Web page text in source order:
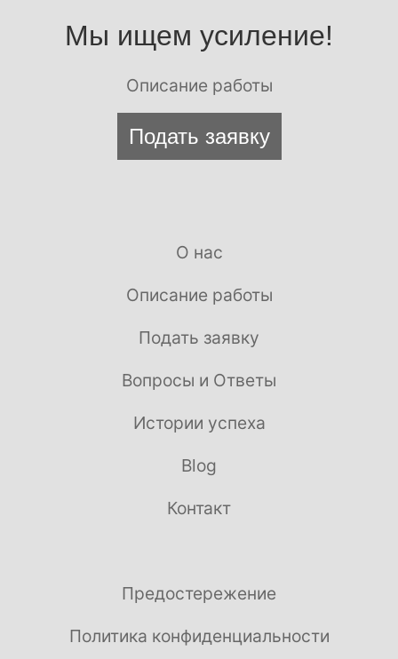
Мы ищем усиление!
Описание работы
Подать заявку
О нас
Описание работы
Подать заявку
Вопросы и Ответы
Истории успеха
Blog
Контакт
Предостережение
Политика конфиденциальности